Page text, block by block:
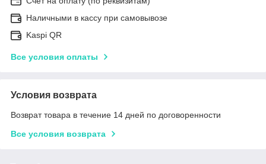
Наличными в кассу при самовывозе
Kaspi QR
Все условия оплаты
Условия возврата
Возврат товара в течение 14 дней по договоренности
Все условия возврата